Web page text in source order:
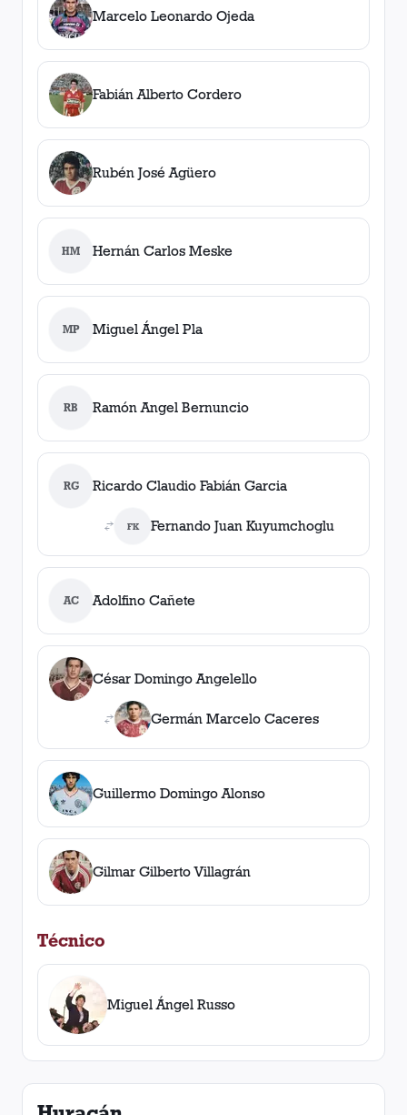
Marcelo Leonardo Ojeda
Fabián Alberto Cordero
Rubén José Agüero
HM Hernán Carlos Meske
MP Miguel Ángel Pla
RB Ramón Angel Bernuncio
RG Ricardo Claudio Fabián Garcia
FK Fernando Juan Kuyumchoglu
AC Adolfino Cañete
César Domingo Angelello
Germán Marcelo Caceres
Guillermo Domingo Alonso
Gilmar Gilberto Villagrán
Técnico
Miguel Ángel Russo